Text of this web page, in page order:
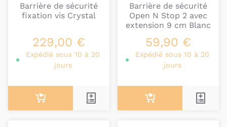
Barrière de sécurité
fixation vis Crystal
229,00 €
Expédié sous 10 à 20
jours
Barrière de sécurité
Open N Stop​ 2 avec
extension 9 cm Blanc
59,90 €
Expédié sous 10 à 20
jours